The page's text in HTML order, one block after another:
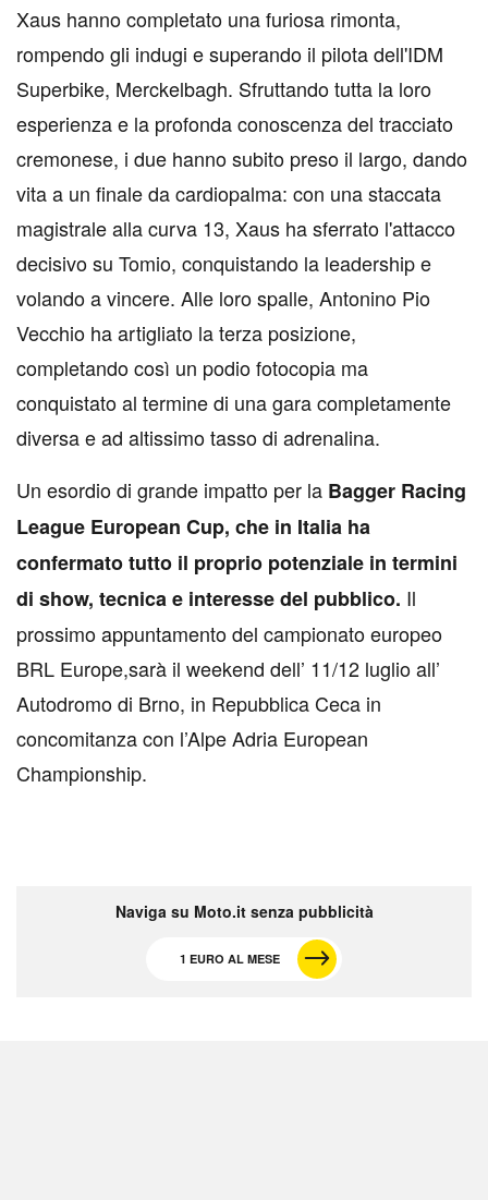
Xaus hanno completato una furiosa rimonta,
rompendo gli indugi e superando il pilota dell'IDM
Superbike, Merckelbagh. Sfruttando tutta la loro
esperienza e la profonda conoscenza del tracciato
cremonese, i due hanno subito preso il largo, dando
vita a un finale da cardiopalma: con una staccata
magistrale alla curva 13, Xaus ha sferrato l'attacco
decisivo su Tomio, conquistando la leadership e
volando a vincere. Alle loro spalle, Antonino Pio
Vecchio ha artigliato la terza posizione,
completando così un podio fotocopia ma
conquistato al termine di una gara completamente
diversa e ad altissimo tasso di adrenalina.
Un esordio di grande impatto per la Bagger Racing
League European Cup, che in Italia ha
confermato tutto il proprio potenziale in termini
di show, tecnica e interesse del pubblico. Il
prossimo appuntamento del campionato europeo
BRL Europe,sarà il weekend dell’ 11/12 luglio all’
Autodromo di Brno, in Repubblica Ceca in
concomitanza con l’Alpe Adria European
Championship.
Naviga su Moto.it senza pubblicità
1 EURO AL MESE